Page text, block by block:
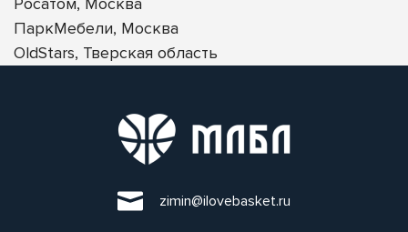
ПаркМебели, Москва
OldStars, Тверская область
zimin@ilovebasket.ru